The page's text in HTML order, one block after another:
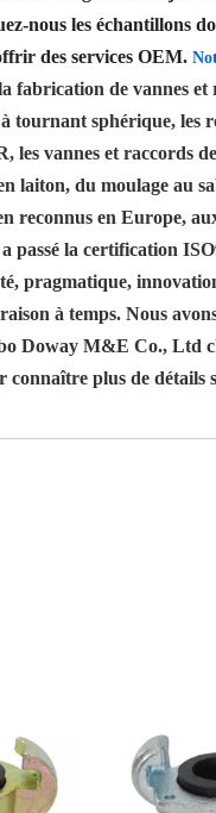
nous les échantillons
des services OEM.
fabrication de vannes
tournant sphérique, les
les vannes et raccords
laiton, du moulage au
reconnus en Europe,
passé la certification
pragmatique,
à temps. Nous
Doway M&E Co., Ltd
plus de détails